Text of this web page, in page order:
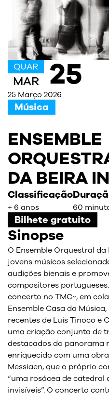
QUAR
MAR 25
25 Março 2026
Música
ENSEMBLE
DA BEIRA
Classificação
+ 6 anos 60
Bilhete gratuito
Sinopse
O Ensemble Orquestral
jovens músicos
audições bienais e
compositores
concerto no TMC~, em
Ensemble Casa da
recentes de Luís Tinoco e
uma criação conjunta de
destacados do panorama
enriquecido com uma
Messiaen, que o próprio
“uma rosácea de catedral
invisíveis”. O concerto